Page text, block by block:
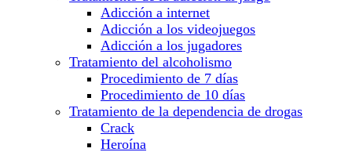
Adicción a internet
Adicción a los videojuegos
Adicción a los jugadores
Tratamiento del alcoholismo
Procedimiento de 7 días
Procedimiento de 10 días
Tratamiento de la dependencia de drogas
Crack
Heroína